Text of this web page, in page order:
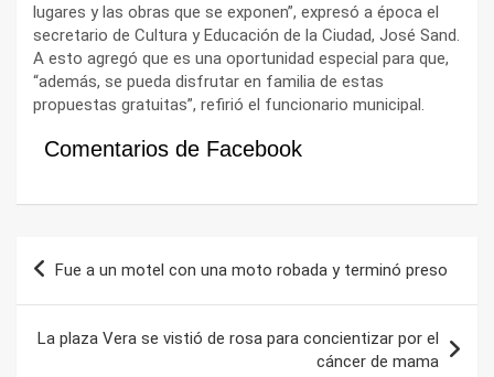
lugares y las obras que se exponen”, expresó a época el
secretario de Cultura y Educación de la Ciudad, José Sand.
A esto agregó que es una oportunidad especial para que,
“además, se pueda disfrutar en familia de estas
propuestas gratuitas”, refirió el funcionario municipal.
Comentarios de Facebook
Navegación
Fue a un motel con una moto robada y terminó preso
La plaza Vera se vistió de rosa para concientizar por el
cáncer de mama